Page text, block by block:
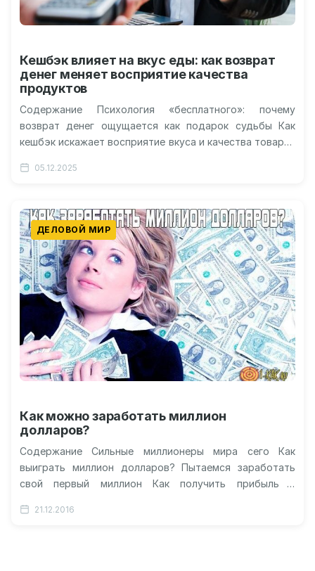
Кешбэк влияет на вкус еды: как возврат
денег меняет восприятие качества
продуктов
Содержание Психология «бесплатного»: почему
возврат денег ощущается как подарок судьбы Как
кешбэк искажает восприятие вкуса и качества товара?
неожиданные открытия…
05.12.2025
ДЕЛОВОЙ МИР
Как можно заработать миллион
долларов?
Содержание Сильные миллионеры мира сего Как
выиграть миллион долларов? Пытаемся заработать
свой первый миллион Как получить прибыль в
зарабатываем первый…
21.12.2016